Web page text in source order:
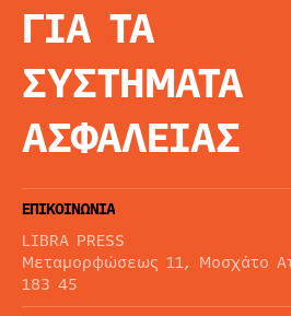
ΓΙΑ ΤΑ
ΣΥΣΤΗΜΑΤΑ
ΑΣΦΑΛΕΙΑΣ
ΕΠΙΚΟΙΝΩΝΙΑ
LIBRA PRESS
Μεταμορφώσεως 11, Μοσχάτο
183 45